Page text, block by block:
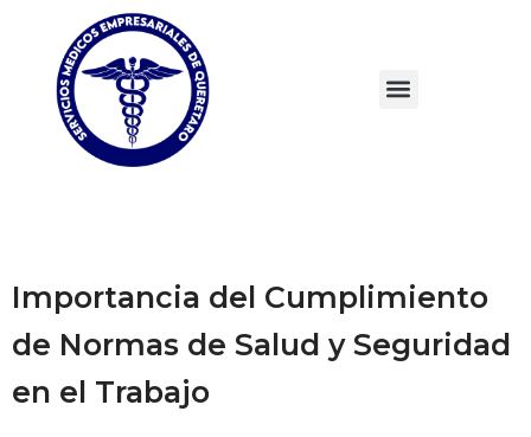
Importancia del Cumplimiento
de Normas de Salud y Seguridad
en el Trabajo